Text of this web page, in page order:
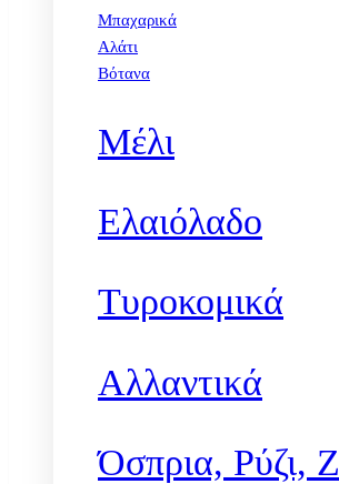
Μπαχαρικά
Αλάτι
Βότανα
Μέλι
Ελαιόλαδο
Τυροκομικά
Αλλαντικά
Όσπρια, Ρύζι,